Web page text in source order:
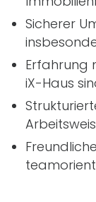
Sicherer
Erfahrung
iX-Haus